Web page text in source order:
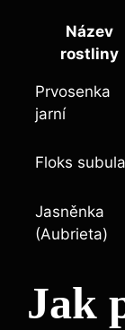
Název
rostliny
Prvosenka
jarní
Floks
Jasněnka
(Aubrieta)
Jak